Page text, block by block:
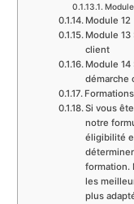
Module
Module
client
Module
démarche
Si vous
notre
éligibilité
formation.
les
plus